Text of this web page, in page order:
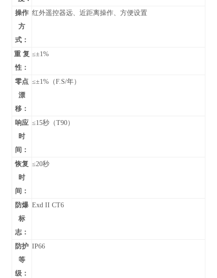
操作
方
式：
红外遥控器远、近距离操作、方便设置
重 复
性：
≤±1%
零点
漂
移：
≤±1%（F.S/年）
响应
时
间：
≤15秒（T90）
恢复
时
间：
≤20秒
防爆
标
志：
Exd II CT6
防护
等
级：
IP66